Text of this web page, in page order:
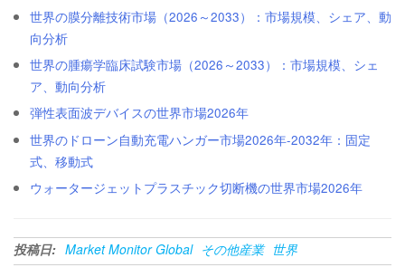
世界の膜分離技術市場（2026～2033）：市場規模、シェア、動
向分析
世界の腫瘍学臨床試験市場（2026～2033）：市場規模、シェ
ア、動向分析
弾性表面波デバイスの世界市場2026年
世界のドローン自動充電ハンガー市場2026年-2032年：固定
式、移動式
ウォータージェットプラスチック切断機の世界市場2026年
投稿日: Market Monitor Global その他産業 世界